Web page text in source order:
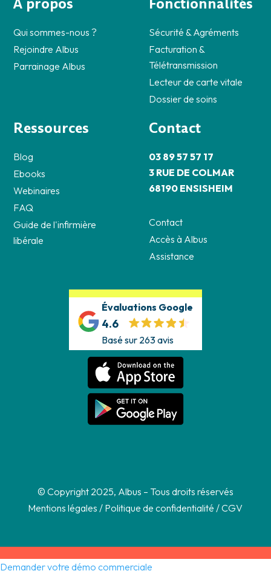
Qui sommes-nous ?
Rejoindre Albus
Parrainage Albus
Sécurité & Agréments
Facturation &
Télétransmission
Lecteur de carte vitale
Dossier de soins
Ressources
Blog
Ebooks
Webinaires
FAQ
Guide de l'infirmière
libérale
Contact
03 89 57 57 17
3 RUE DE COLMAR
68190 ENSISHEIM
Contact
Accès à Albus
Assistance
Évaluations Google
4.6
Basé sur 263 avis
© Copyright 2025, Albus – Tous droits réservés
Mentions légales / Politique de confidentialité /CGV
Demander votre démo commerciale